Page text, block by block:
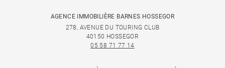
AGENCE IMMOBILIÈRE BARNES HOSSEGOR
278, AVENUE DU TOURING CLUB
40150 HOSSEGOR
05 58 71 77 14